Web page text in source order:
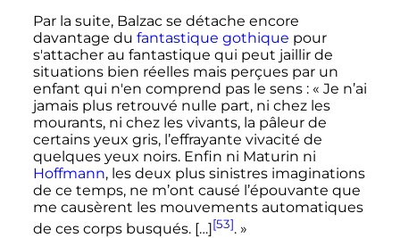
Par la suite, Balzac se détache encore
davantage du fantastique gothique pour
s'attacher au fantastique qui peut jaillir de
situations bien réelles mais perçues par un
enfant qui n'en comprend pas le sens : « Je n’ai
jamais plus retrouvé nulle part, ni chez les
mourants, ni chez les vivants, la pâleur de
certains yeux gris, l’effrayante vivacité de
quelques yeux noirs. Enfin ni Maturin ni
Hoffmann, les deux plus sinistres imaginations
de ce temps, ne m’ont causé l’épouvante que
me causèrent les mouvements automatiques
de ces corps busqués. […][53]. »